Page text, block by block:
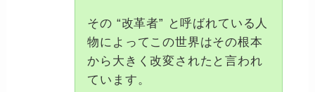
その “改革者” と呼ばれている人
物によってこの世界はその根本
から大きく改変されたと言われ
ています。